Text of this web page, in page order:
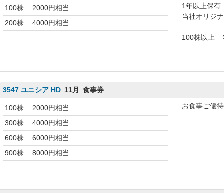
100株
2000円相当
200株
4000円相当
1年以上保有
当社オリジ
100株以上
3547 ユニシア HD 11月 食事券
100株
2000円相当
300株
4000円相当
600株
6000円相当
900株
8000円相当
お食事ご優